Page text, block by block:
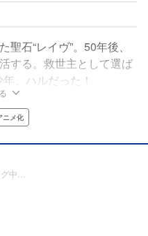
石“レイヴ”。50年後、
する。救世主として選ば
、ハルだった！
ニメ化
中…